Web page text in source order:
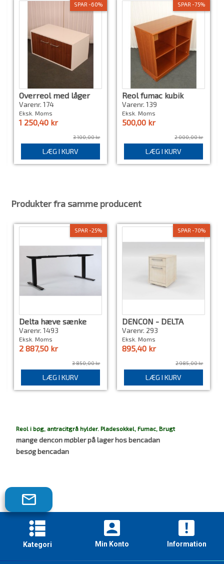
SPAR -60%
Overreol med låger
fumac arki
Varenr. 174
Eksk. Moms
1 250,40 kr
3 100,00 kr
LÆG I KURV
SPAR -75%
Reol fumac kubik
Varenr. 139
Eksk. Moms
500,00 kr
2 000,00 kr
LÆG I KURV
Produkter fra samme producent
SPAR -25%
Delta hæve sænke
stel
Varenr. 1493
Eksk. Moms
2 887,50 kr
3 850,00 kr
LÆG I KURV
SPAR -70%
DENCON - DELTA
KABINET
Varenr. 293
Eksk. Moms
895,40 kr
2 985,00 kr
LÆG I KURV
Reol i bøg, antracitgrå hylder. Pladesokkel, Fumac, Brugt
mange dencon møbler på lager hos bencadan
besøg bencadan
Tilmeld
vores
nyhedsbrev!
Kategori Min Konto Information